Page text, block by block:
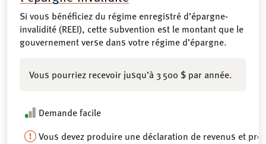
Si vous bénéficiez du régime enregistré d’épargne-
invalidité (REEI), cette subvention est le montant que le
gouvernement verse dans votre régime d’épargne.
Vous pourriez recevoir jusqu’à 3 500 $ par année.
Demande facile
Vous devez produire une déclaration de revenus et